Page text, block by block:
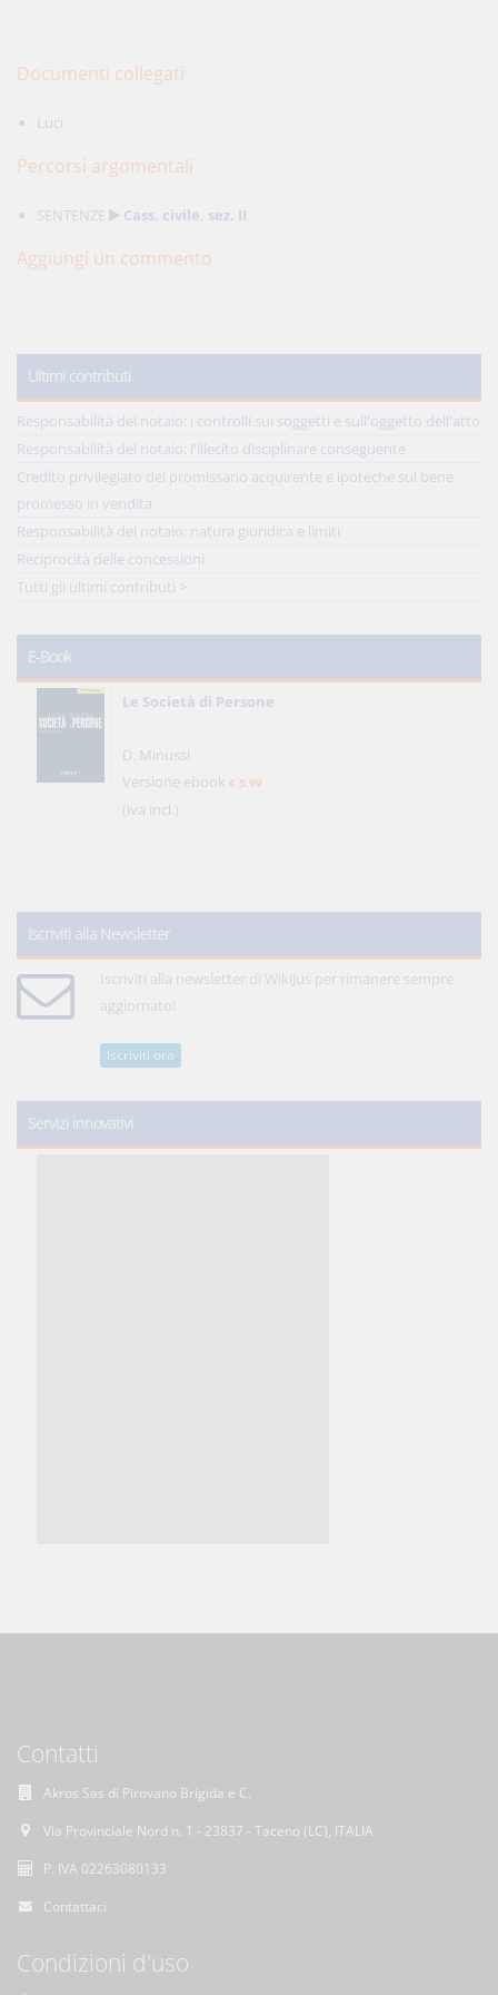
Documenti collegati
Luci
Percorsi argomentali
SENTENZE Cass. civile, sez. II
Aggiungi un commento
Ultimi contributi
Responsabilità del notaio: i controlli sui soggetti e sull'oggetto dell'atto
Responsabilità del notaio: l'illecito disciplinare conseguente
Credito privilegiato del promissario acquirente e ipoteche sul bene
promesso in vendita
Responsabilità del notaio: natura giuridica e limiti
Reciprocità delle concessioni
Tutti gli ultimi contributi >
E-Book
Le Società di Persone
D. Minussi
Versione ebook € 5,99
(iva incl.)
Iscriviti alla Newsletter
Iscriviti alla newsletter di WikiJus per rimanere sempre
aggiornato!
Iscriviti ora
Servizi innovativi
Contatti
Akros Sas di Pirovano Brigida e C.
Via Provinciale Nord n. 1 - 23837 - Taceno (LC), ITALIA
P. IVA 02263080133
Contattaci
Condizioni d'uso